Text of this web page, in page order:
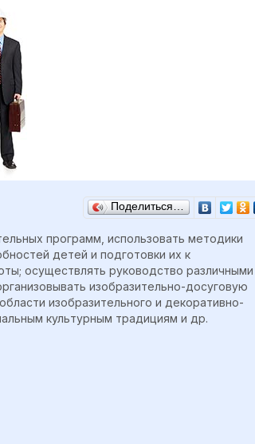
Поделиться…
программ, использовать методики
детей и подготовки их к
осуществлять руководство различными
изобразительно-досуговую
изобразительного и декоративно-
культурным традициям и др.